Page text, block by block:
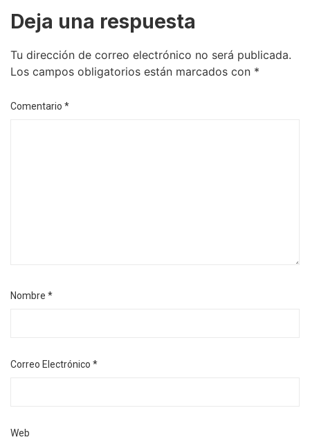
Deja una respuesta
Tu dirección de correo electrónico no será publicada.
Los campos obligatorios están marcados con *
Comentario *
Nombre *
Correo Electrónico *
Web